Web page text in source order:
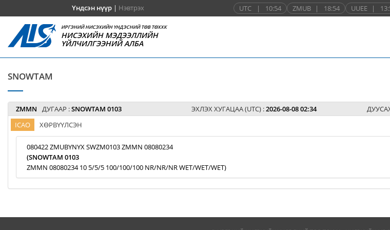
Үндсэн нүүр| Нэвтрэх UTC | 10:54 ZMUB | 18:54 UUEE |
ИРГЭНИЙ НИСЭХИЙН ҮНДЭСНИЙ ТӨВ ТӨХХК
НИСЭХИЙН МЭДЭЭЛЛИЙН
ҮЙЛЧИЛГЭЭНИЙ АЛБА
SNOWTAM
ZMMN ДУГААР :SNOWTAM 0103 ЭХЛЭХ ХУГАЦАА (UTC) :2026-08-08 02:34
ICAO ХӨРВҮҮЛСЭН
080422 ZMUBYNYX SWZM0103 ZMMN 08080234
(SNOWTAM 0103
ZMMN 08080234 10 5/5/5 100/100/100 NR/NR/NR WET/WET/WET)